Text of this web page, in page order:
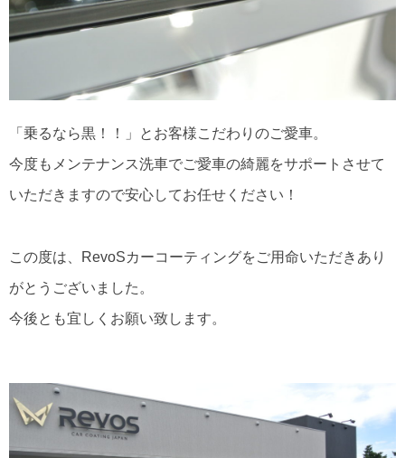
「乗るなら黒！！」とお客様こだわりのご愛車。
今度もメンテナンス洗車でご愛車の綺麗をサポートさせて
いただきますので安心してお任せください！
この度は、RevoSカーコーティングをご用命いただきあり
がとうございました。
今後とも宜しくお願い致します。